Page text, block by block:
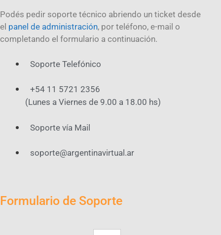
Podés pedir soporte técnico abriendo un ticket desde
el panel de administración, por teléfono, e-mail o
completando el formulario a continuación.
Soporte Telefónico
+54 11 5721 2356
(Lunes a Viernes de 9.00 a 18.00 hs)
Soporte vía Mail
soporte@argentinavirtual.ar
Formulario de Soporte